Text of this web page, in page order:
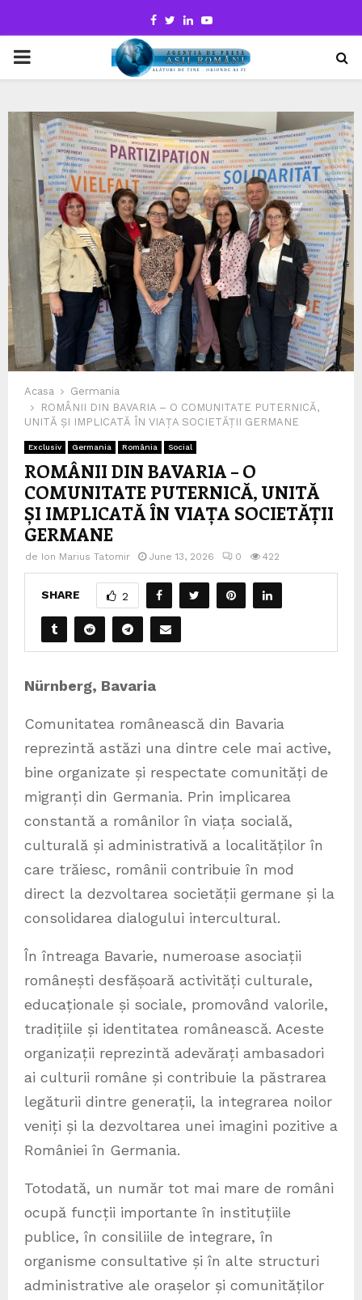
Facebook
TwitterLinkedinYoutube
PRIMARY
Acasa
Germania
ROMÂNII DIN BAVARIA – O COMUNITATE PUTERNICĂ,
UNITĂ ȘI IMPLICATĂ ÎN VIAȚA SOCIETĂȚII GERMANE
Exclusiv Germania România Social
ROMÂNII DIN BAVARIA – O
COMUNITATE PUTERNICĂ, UNITĂ
ȘI IMPLICATĂ ÎN VIAȚA SOCIETĂȚII
GERMANE
de Ion Marius Tatomir June 13, 2026 0 422
SHARE 2
Nürnberg, Bavaria
Comunitatea românească din Bavaria
reprezintă astăzi una dintre cele mai active,
bine organizate și respectate comunități de
migranți din Germania. Prin implicarea
constantă a românilor în viața socială,
culturală și administrativă a localităților în
care trăiesc, românii contribuie în mod
direct la dezvoltarea societății germane și la
consolidarea dialogului intercultural.
În întreaga Bavarie, numeroase asociații
românești desfășoară activități culturale,
educaționale și sociale, promovând valorile,
tradițiile și identitatea românească. Aceste
organizații reprezintă adevărați ambasadori
ai culturii române și contribuie la păstrarea
legăturii dintre generații, la integrarea noilor
veniți și la dezvoltarea unei imagini pozitive a
României în Germania.
Totodată, un număr tot mai mare de români
ocupă funcții importante în instituțiile
publice, în consiliile de integrare, în
organisme consultative și în alte structuri
administrative ale orașelor și comunităților